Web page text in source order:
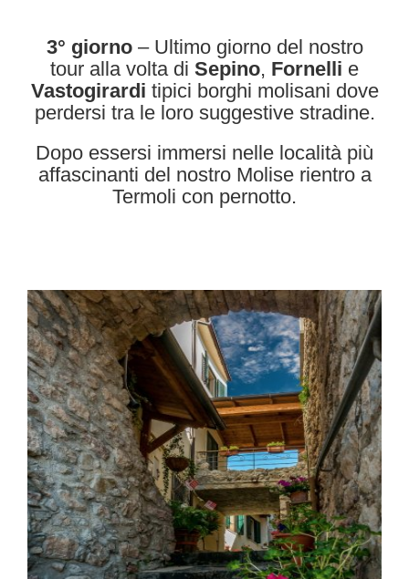
3° giorno– Ultimo giorno del nostro
tour alla volta di Sepino, Fornelli e
Vastogirardi tipici borghi molisani dove
perdersi tra le loro suggestive stradine.
Dopo essersi immersi nelle località più
affascinanti del nostro Molise rientro a
Termoli con pernotto.